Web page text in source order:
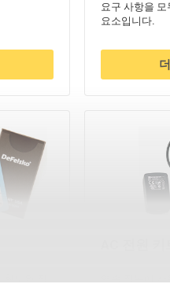
요구 사항을 모
요소입니다.